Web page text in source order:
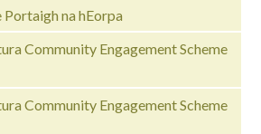
na hEorpa
Community Engagement Scheme
Community Engagement Scheme